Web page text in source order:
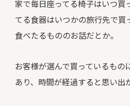
家で毎日座ってる椅子はいつ買
てる食器はいつかの旅行先で買
食べたるもののお話だとか。
お客様が選んで買っているもの
あり、時間が経過すると思い出